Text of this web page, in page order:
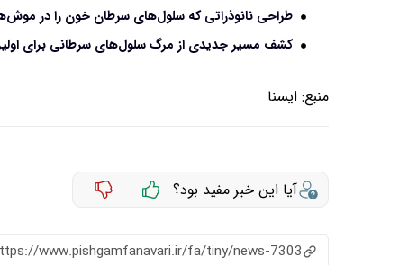
طراحی نانوذراتی که سلول‌های سرطان خون را در
کشف مسیر جدیدی از مرگ سلول‌های سرطانی برای
منبع: ايسنا
آیا این خبر مفید بود؟
www.pishgamfanavari.ir/fa/tiny/news-7303